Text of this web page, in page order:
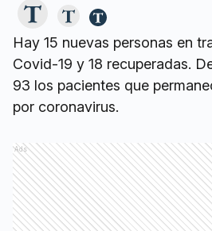
Hay 15 nuevas personas en
Covid-19 y 18 recuperadas.
93 los pacientes que
por coronavirus.
Ads